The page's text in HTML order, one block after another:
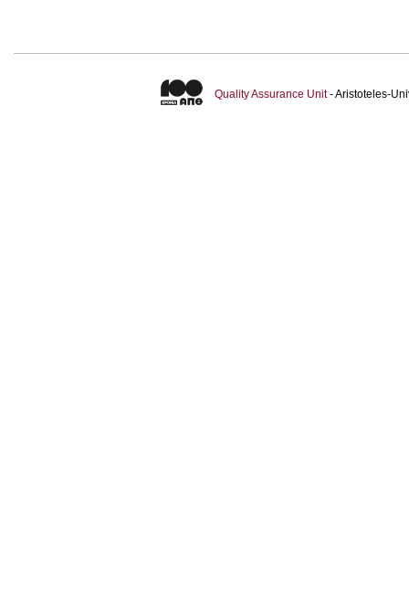
Quality Assurance Unit- Aristoteles-